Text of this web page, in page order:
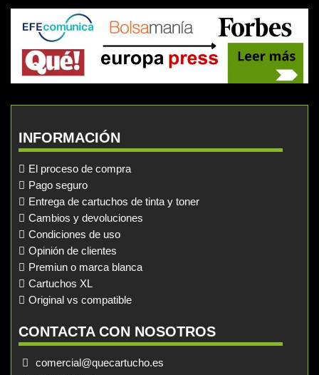
INFORMACIÓN
El proceso de compra
Pago seguro
Entrega de cartuchos de tinta y toner
Cambios y devoluciones
Condiciones de uso
Opinión de clientes
Premiun o marca blanca
Cartuchos XL
Original vs compatible
CONTACTA CON NOSOTROS
comercial@quecartucho.es